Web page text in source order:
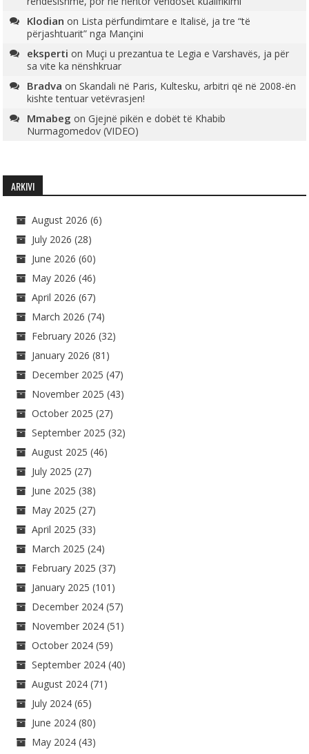
Klodian on Lista përfundimtare e Italisë, ja tre “të
përjashtuarit” nga Mançini
eksperti on Muçi u prezantua te Legia e Varshavës, ja për
sa vite ka nënshkruar
Bradva onSkandali në Paris, Kultesku, arbitri që në 2008-ën
kishte tentuar vetëvrasjen!
Mmabeg onGjejnë pikën e dobët të Khabib
Nurmagomedov (VIDEO)
ARKIVI
August 2026 (6)
July 2026 (28)
June 2026 (60)
May 2026 (46)
April 2026 (67)
March 2026 (74)
February 2026 (32)
January 2026 (81)
December 2025 (47)
November 2025 (43)
October 2025 (27)
September 2025 (32)
August 2025 (46)
July 2025 (27)
June 2025 (38)
May 2025 (27)
April 2025 (33)
March 2025 (24)
February 2025 (37)
January 2025 (101)
December 2024 (57)
November 2024 (51)
October 2024 (59)
September 2024 (40)
August 2024 (71)
July 2024 (65)
June 2024 (80)
May 2024 (43)